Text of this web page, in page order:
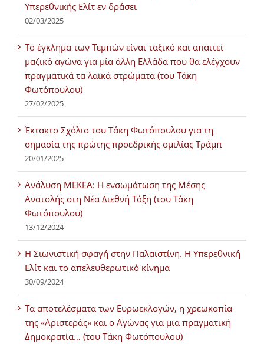
Υπερεθνικής Ελίτ εν δράσει
02/03/2025
Tο έγκλημα των Τεμπών είναι ταξικό και απαιτεί
μαζικό αγώνα για μία άλλη Ελλάδα που θα ελέγχουν
πραγματικά τα λαϊκά στρώματα (του Τάκη
Φωτόπουλου)
27/02/2025
Έκτακτο Σχόλιο του Τάκη Φωτόπουλου για τη
σημασία της πρώτης προεδρικής ομιλίας Τράμπ
20/01/2025
Ανάλυση ΜΕΚΕΑ: Η ενσωμάτωση της Μέσης
Ανατολής στη Νέα Διεθνή Τάξη (του Τάκη
Φωτόπουλου)
13/12/2024
Η Σιωνιστική σφαγή στην Παλαιστίνη. Η Υπερεθνική
Ελίτ και το απελευθερωτικό κίνημα
30/09/2024
Τα αποτελέσματα των Ευρωεκλογών, η χρεωκοπία
της «Αριστεράς» και ο Αγώνας για μια πραγματική
Δημοκρατία… (του Τάκη Φωτόπουλου)